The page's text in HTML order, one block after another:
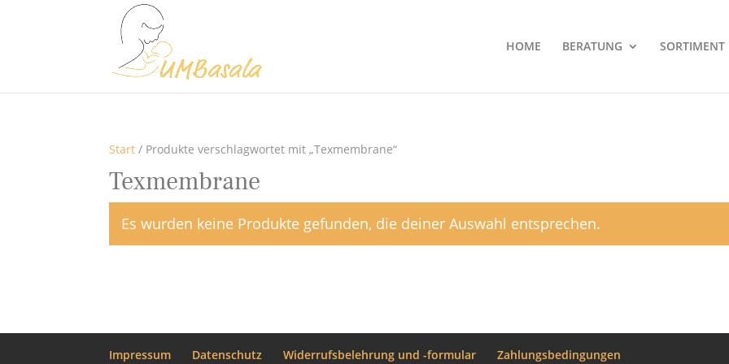
HOME BERATUNG SORTIMENT
Start / Produkte verschlagwortet mit „Texmembrane“
Texmembrane
Es wurden keine Produkte gefunden, die deiner Auswahl entsprechen.
Impressum Datenschutz Widerrufsbelehrung und -formular Zahlungsbedingungen